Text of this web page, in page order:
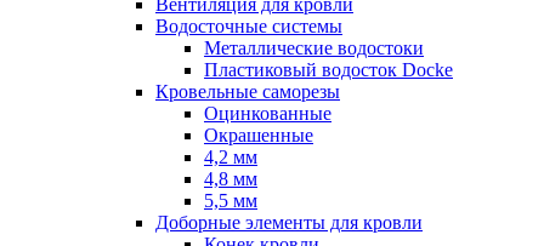
Вентиляция для кровли
Водосточные системы
Металлические водостоки
Пластиковый водосток Docke
Кровельные саморезы
Оцинкованные
Окрашенные
4,2 мм
4,8 мм
5,5 мм
Доборные элементы для кровли